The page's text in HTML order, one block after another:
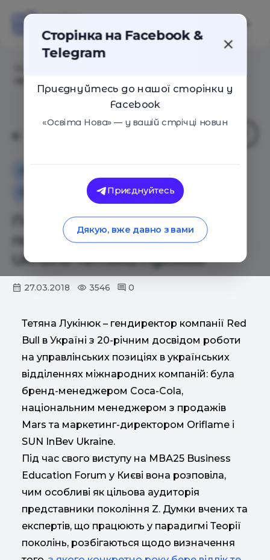
Оглядові статті
Покоління Z в 5 тезах: лекція
гендиректора Red Bull
Ukraine Тетяни Лукінюк
27.03.2018 3546 0
Тетяна Лукінюк – гендиректор компанії Red
Bull в Україні з 20-річним досвідом роботи
на управлінських позиціях в українських
відділеннях міжнародних компаній: була
бренд-менеджером Coca-Cola,
національним менеджером з продажів
Mars та маркетинг-директором Oriflame і
SUN InBev Ukraine.
Під час свого виступу на МВА25 Business
Education Forum у Києві вона розповіла,
чим особливі як цільова аудиторія
представники покоління Z. Думки вчених та
експертів, що працюють у парадигмі Теорії
поколінь, розбігаються щодо визначення
Сторінка на Facebook &
Telegram
Приєднуйтесь до нашої сторінки у
Facebook
«Освіта Нова» — у вашій стрічці новин
Приєднуйтесь
Дякую, вже давно з вами